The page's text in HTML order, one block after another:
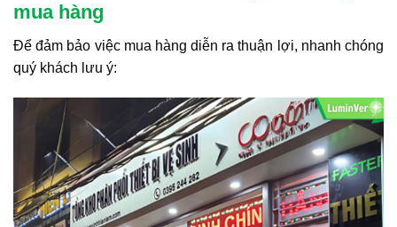
mua hàng
Để đảm bảo việc mua hàng diễn ra thuận lợi, nhanh chóng
quý khách lưu ý: